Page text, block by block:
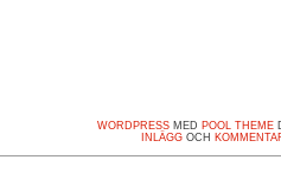
WORDPRESSMED POOL THEME
INLÄGGOCH